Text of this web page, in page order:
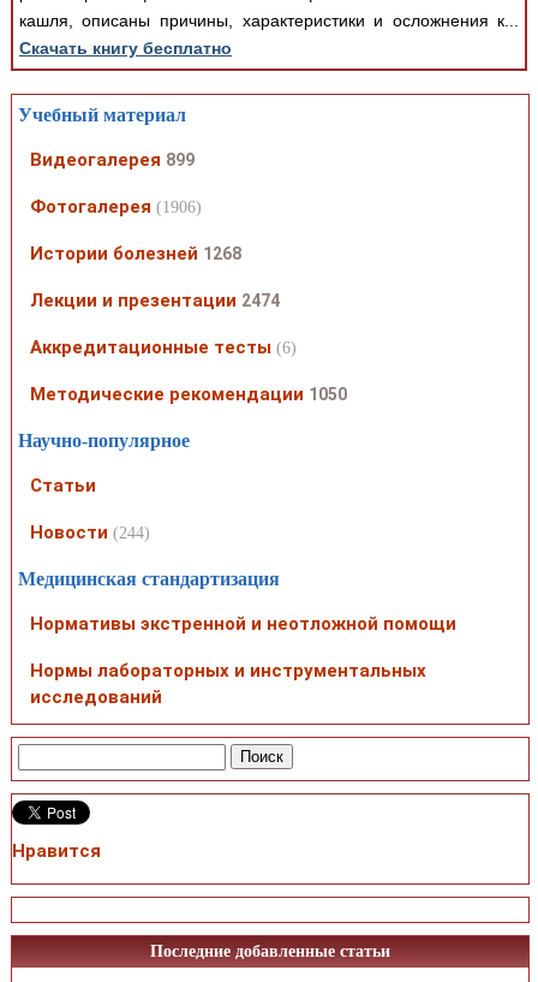
кашля, описаны причины, характеристики и осложнения к...
Скачать книгу бесплатно
Учебный материал
Видеогалерея 899
Фотогалерея (1906)
Истории болезней 1268
Лекции и презентации 2474
Аккредитационные тесты (6)
Методические рекомендации 1050
Научно-популярное
Статьи
Новости (244)
Медицинская стандартизация
Нормативы экстренной и неотложной помощи
Нормы лабораторных и инструментальных
исследований
Нравится
Последние добавленные статьи